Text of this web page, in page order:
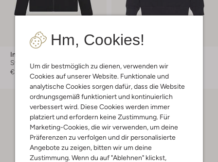
Hm, Cookies!
Um dir bestmöglich zu dienen, verwenden wir
Cookies auf unserer Website. Funktionale und
analytische Cookies sorgen dafür, dass die Website
ordnungsgemäß funktioniert und kontinuierlich
verbessert wird. Diese Cookies werden immer
platziert und erfordern keine Zustimmung. Für
Marketing-Cookies, die wir verwenden, um deine
Präferenzen zu verfolgen und dir personalisierte
Angebote zu zeigen, bitten wir um deine
Zustimmung. Wenn du auf "Ablehnen" klickst,
Indian Blue Jeans
Sweatshirt
€ 69,99
Sweatshirt
€ 44,99